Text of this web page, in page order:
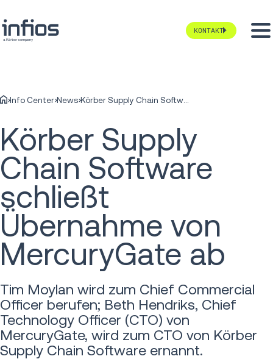
KONTAKT
Info Center News Körber Supply Chain Software schließt Übernahme von MercuryGate ab
Körber Supply
Chain Software
schließt
Übernahme von
MercuryGate ab
Tim Moylan wird zum Chief Commercial
Officer berufen; Beth Hendriks, Chief
Technology Officer (CTO) von
MercuryGate, wird zum CTO von Körber
Supply Chain Software ernannt.